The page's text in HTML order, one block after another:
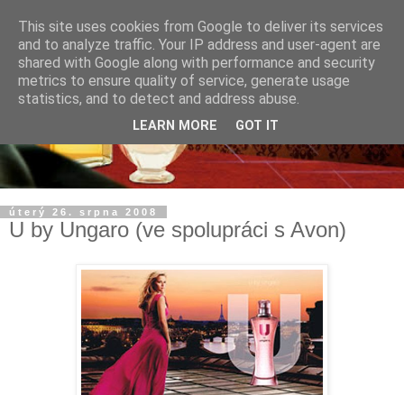
úterý 26. srpna 2008
U by Ungaro (ve spolupráci s Avon)
This site uses cookies from Google to deliver its services
and to analyze traffic. Your IP address and user-agent are
shared with Google along with performance and security
metrics to ensure quality of service, generate usage
statistics, and to detect and address abuse.
LEARN MORE GOT IT